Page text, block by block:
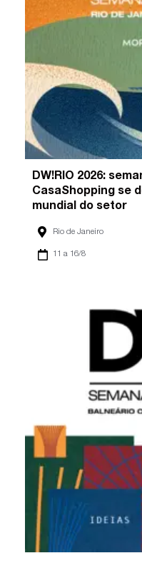
DW!RIO 2026:
CasaShopping se
mundial do setor
Rio de Janeiro
11 a 16/8